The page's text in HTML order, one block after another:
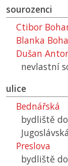
sourozenci
Ctibor
Blanka
Dušan
nevlastní
ulice
Bednářská
bydliště
Preslova
bydliště